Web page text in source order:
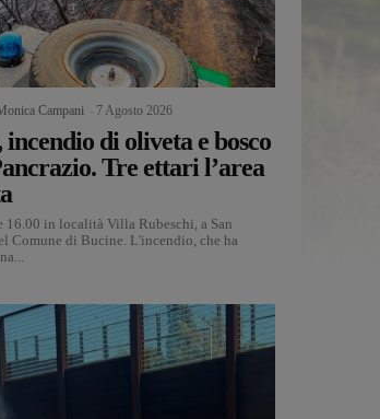
Campani 7 Agosto 2026
incendio di oliveta e bosco
Tre ettari l’area
16.00 in località Villa Rubeschi, a San
Comune di Bucine. L'incendio, che ha